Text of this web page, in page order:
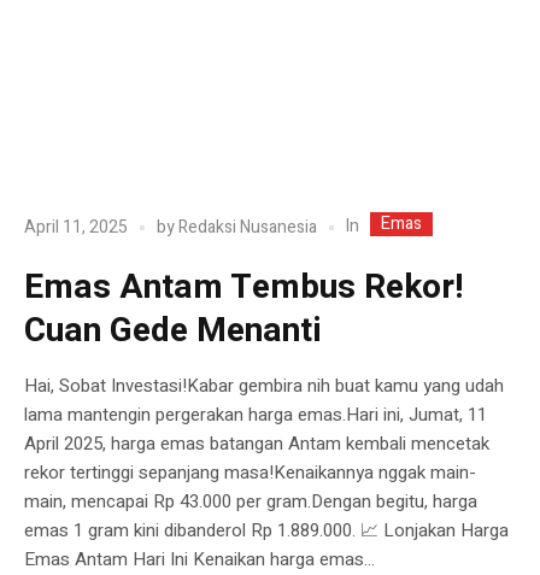
April 11, 2025 byRedaksi Nusanesia In Emas
Emas Antam Tembus Rekor!
Cuan Gede Menanti
Hai, Sobat Investasi!Kabar gembira nih buat kamu yang udah
lama mantengin pergerakan harga emas.Hari ini, Jumat, 11
April 2025, harga emas batangan Antam kembali mencetak
rekor tertinggi sepanjang masa!Kenaikannya nggak main-
main, mencapai Rp 43.000 per gram.Dengan begitu, harga
emas 1 gram kini dibanderol Rp 1.889.000. 📈 Lonjakan Harga
Emas Antam Hari Ini Kenaikan harga emas...